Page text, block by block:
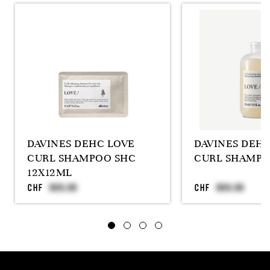
DAVINES DEHC LOVE
CURL SHAMPOO SHC
12X12ML
CHF
DAVINES
CURL
CHF